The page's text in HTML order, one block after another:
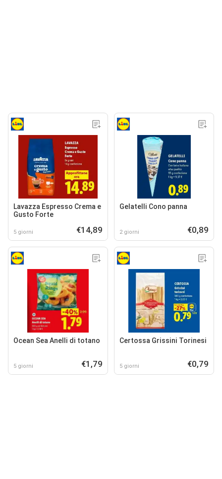
Lavazza Espresso Crema e
Gusto Forte
5 giorni €14,89
Gelatelli Cono panna
2 giorni €0,89
Ocean Sea Anelli di totano
5 giorni €1,79
Certossa Grissini Torinesi
5 giorni €0,79